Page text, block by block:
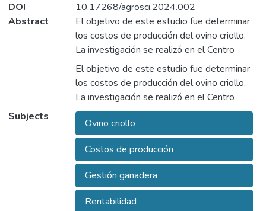
DOI
10.17268/agrosci.2024.002
Abstract
El objetivo de este estudio fue determinar
los costos de producción del ovino criollo.
La investigación se realizó en el Centro
Experimental Chuquibambilla de la
Universidad Nacional del Altiplano, en Puno,
Perú, al sur del Perú, a una altitud de 3970
producción, se aplicaron los principios de
costos directos e indirectos, obteniendo los
datos de los registros contables del centro.
En el proceso de cálculo de los costos de
producción, se utilizaron precios de mercado
para asegurar su fidelidad a la realidad
económica. En algunos casos, también se
El objetivo de este estudio fue determinar
los costos de producción del ovino criollo.
La investigación se realizó en el Centro
Experimental Chuquibambilla de la
Universidad Nacional del Altiplano, en Puno,
Perú, al sur del Perú, a una altitud de 3970
msnm. Para calcular los costos de
producción, se aplicaron los principios de
costos directos e indirectos, obteniendo los
datos de los registros contables del centro.
Subjects
Ovino criollo
Costos de producción
Gestión ganadera
Rentabilidad